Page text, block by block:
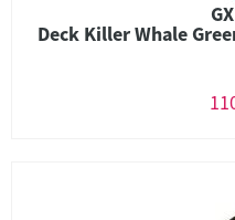
Deck Killer Whale